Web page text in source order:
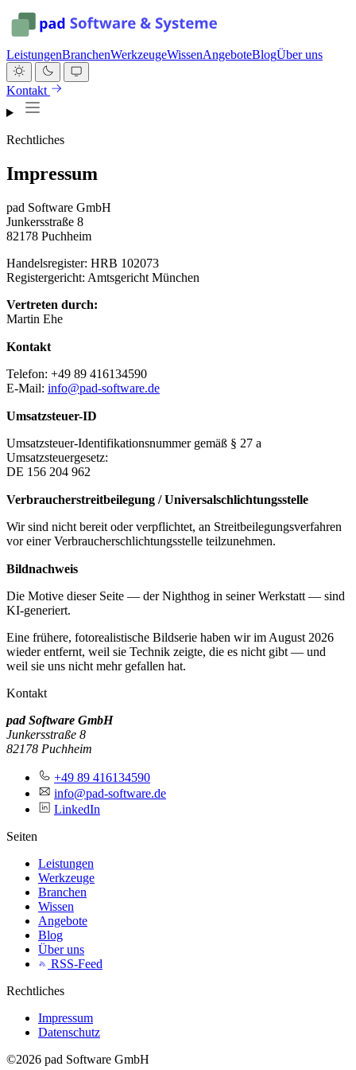
LeistungenBranchenWerkzeugeWissenAngeboteBlogÜber uns
Kontakt
Rechtliches
Impressum
pad Software GmbH
Junkersstraße 8
82178 Puchheim
Handelsregister: HRB 102073
Registergericht: Amtsgericht München
Vertreten durch:
Martin Ehe
Kontakt
Telefon: +49 89 416134590
E-Mail: info@pad-software.de
Umsatzsteuer-ID
Umsatzsteuer-Identifikationsnummer gemäß § 27 a
Umsatzsteuergesetz:
DE 156 204 962
Verbraucher­streit­beilegung / Universal­schlichtungs­stelle
Wir sind nicht bereit oder verpflichtet, an Streitbeilegungsverfahren
vor einer Verbraucherschlichtungsstelle teilzunehmen.
Bildnachweis
Die Motive dieser Seite — der Nighthog in seiner Werkstatt — sind
KI-generiert.
Eine frühere, fotorealistische Bildserie haben wir im August 2026
wieder entfernt, weil sie Technik zeigte, die es nicht gibt — und
weil sie uns nicht mehr gefallen hat.
Kontakt
pad Software GmbH
Junkersstraße 8
82178 Puchheim
+49 89 416134590
info@pad-software.de
LinkedIn
Seiten
Leistungen
Werkzeuge
Branchen
Wissen
Angebote
Blog
Über uns
RSS-Feed
Rechtliches
Impressum
Datenschutz
©2026 pad Software GmbH